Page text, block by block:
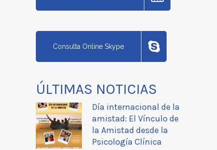
Consulta Online Skype
ÚLTIMAS NOTICIAS
Día internacional de la
amistad: El Vínculo de
la Amistad desde la
Psicología Clínica